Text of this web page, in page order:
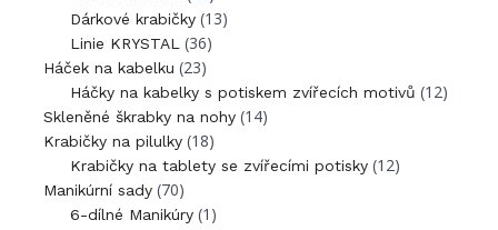
Dárkové krabičky (13)
Linie KRYSTAL (36)
Háček na kabelku (23)
Háčky na kabelky s potiskem zvířecích motivů (12)
Skleněné škrabky na nohy (14)
Krabičky na pilulky (18)
Krabičky na tablety se zvířecími potisky (12)
Manikúrní sady (70)
6-dílné Manikúry (1)